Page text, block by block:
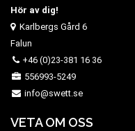
Hör av dig!
Karlbergs Gård 6
Falun
+46 (0)23-381 16 36
556993-5249
info@swett.se
VETA OM OSS